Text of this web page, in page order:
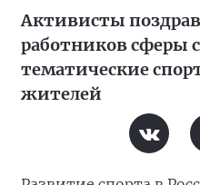
Активисты
работников сферы
тематические
жителей